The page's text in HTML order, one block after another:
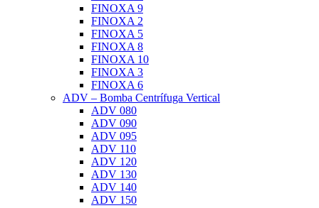
FINOXA 9
FINOXA 2
FINOXA 5
FINOXA 8
FINOXA 10
FINOXA 3
FINOXA 6
ADV – Bomba Centrífuga Vertical
ADV 080
ADV 090
ADV 095
ADV 110
ADV 120
ADV 130
ADV 140
ADV 150